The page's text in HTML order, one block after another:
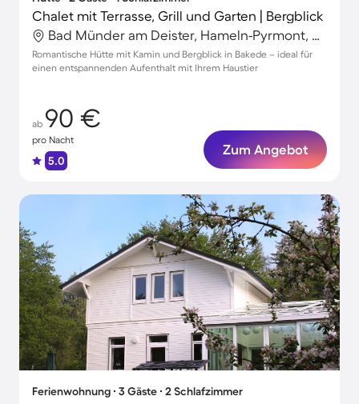
Chalet mit Terrasse, Grill und Garten | Bergblick
Bad Münder am Deister, Hameln-Pyrmont, Deutschland
Romantische Hütte mit Kamin und Bergblick in Bakede – ideal für
einen entspannenden Aufenthalt mit Ihrem Haustier
ab 90 €
pro Nacht
5.0
Zum Angebot
Ferienwohnung ∙ 3 Gäste ∙ 2 Schlafzimmer